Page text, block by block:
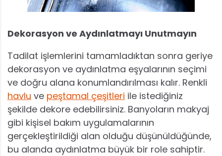
Dekorasyon ve Aydınlatmayı Unutmayın
Tadilat işlemlerini tamamladıktan sonra geriye
dekorasyon ve aydınlatma eşyalarının seçimi
ve doğru alana konumlandırılması kalır. Renkli
havlu ve peştamal çeşitleri ile istediğiniz
şekilde dekore edebilirsiniz. Banyoların makyaj
gibi kişisel bakım uygulamalarının
gerçekleştirildiği alan olduğu düşünüldüğünde,
bu alanda aydınlatma büyük bir role sahiptir.